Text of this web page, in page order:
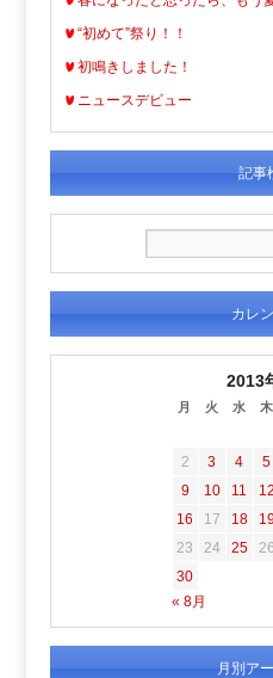
“初めて”祭り！！
初鳴きしました！
ニュースデビュー
記事
カレ
2013
月 火 水 木
« 8月
2
3 4 5
9
10 11 12
16
17 18 19
23
24 25 26
30
月別ア